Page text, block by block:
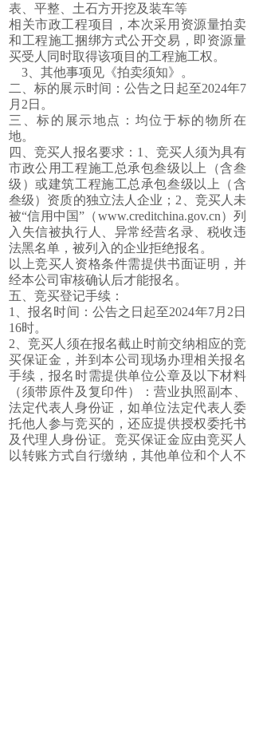
表、平整、土石方开挖及装车等
相关市政工程项目，本次采用资源量拍卖
和工程施工捆绑方式公开交易，即资源量
买受人同时取得该项目的工程施工权。
3、其他事项见《拍卖须知》。
二、标的展示时间：公告之日起至2024年7
月2日。
三、标的展示地点：均位于标的物所在
地。
四、竞买人报名要求：1、竞买人须为具有
市政公用工程施工总承包叁级以上（含叁
级）或建筑工程施工总承包叁级以上（含
叁级）资质的独立法人企业；2、竞买人未
被“信用中国”（www.creditchina.gov.cn）列
入失信被执行人、异常经营名录、税收违
法黑名单，被列入的企业拒绝报名。
以上竞买人资格条件需提供书面证明，并
经本公司审核确认后才能报名。
五、竞买登记手续：
1、报名时间：公告之日起至2024年7月2日
16时。
2、竞买人须在报名截止时前交纳相应的竞
买保证金，并到本公司现场办理相关报名
手续，报名时需提供单位公章及以下材料
（须带原件及复印件）：营业执照副本、
法定代表人身份证，如单位法定代表人委
托他人参与竞买的，还应提供授权委托书
及代理人身份证。竞买保证金应由竞买人
以转账方式自行缴纳，其他单位和个人不